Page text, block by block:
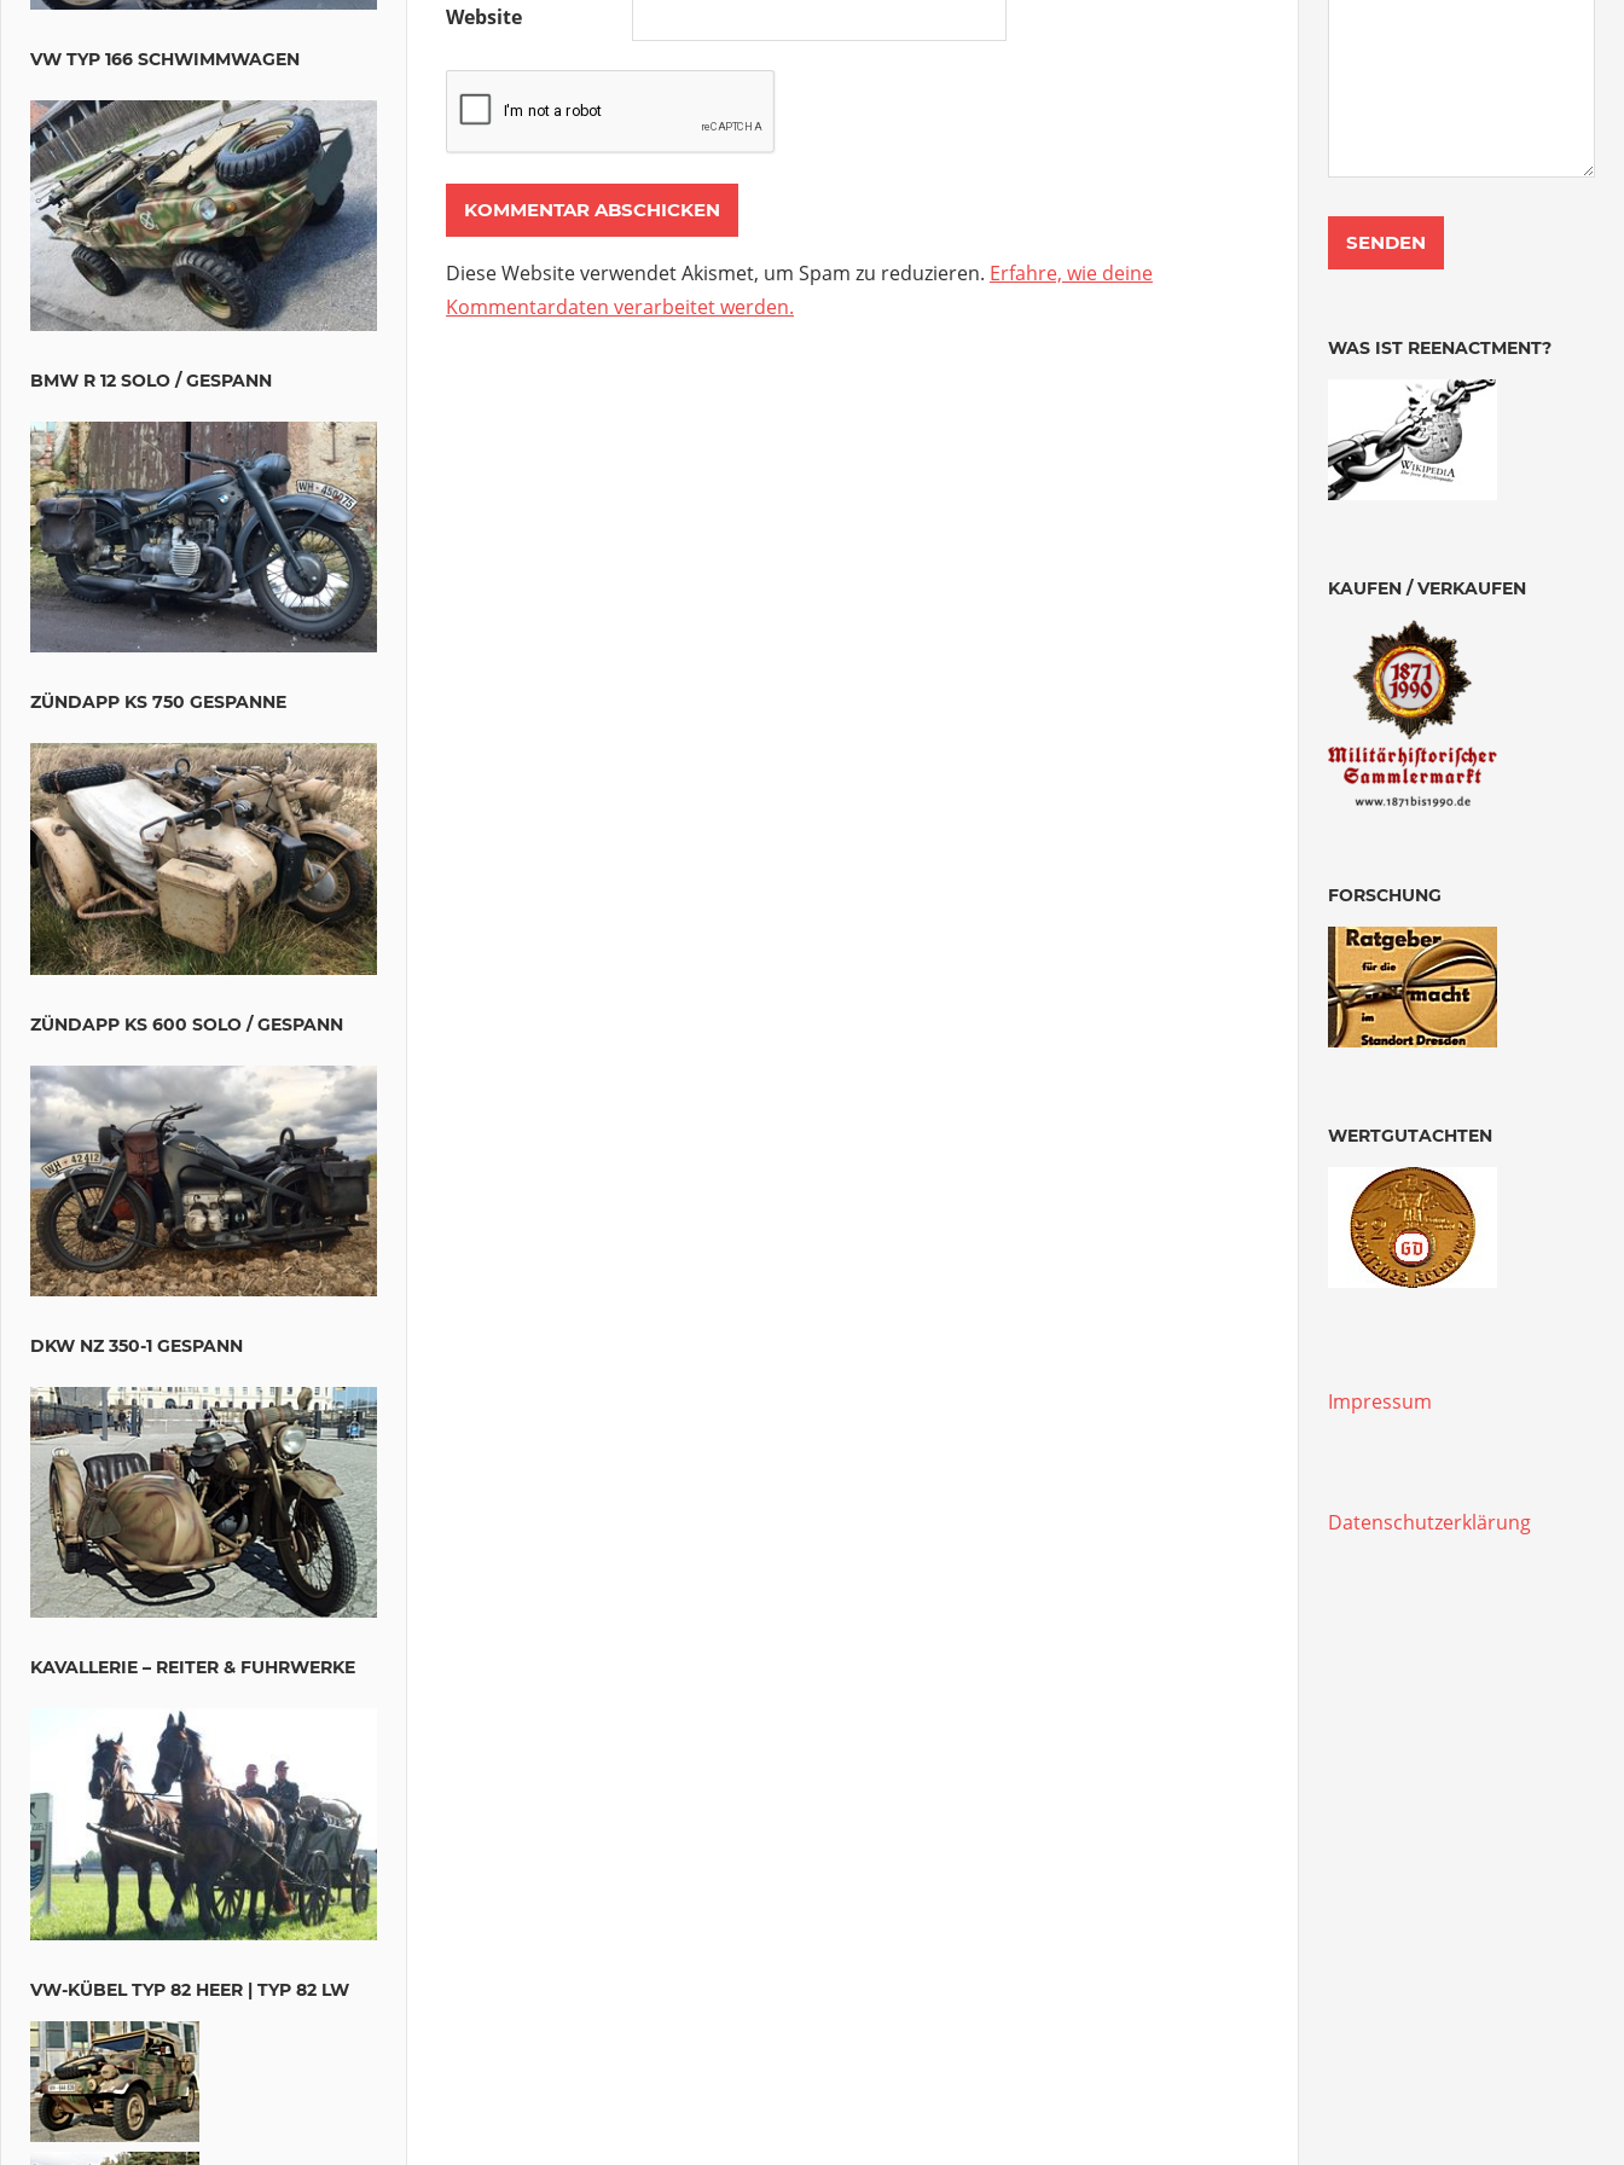
Website
Diese Website verwendet Akismet, um Spam zu reduzieren. Erfahre, wie deine
Kommentardaten verarbeitet werden.
VW TYP 166 SCHWIMMWAGEN
BMW R 12 SOLO / GESPANN
ZÜNDAPP KS 750 GESPANNE
ZÜNDAPP KS 600 SOLO / GESPANN
DKW NZ 350-1 GESPANN
KAVALLERIE – REITER & FUHRWERKE
VW-KÜBEL TYP 82 HEER | TYP 82 LW
WAS IST REENACTMENT?
KAUFEN / VERKAUFEN
FORSCHUNG
WERTGUTACHTEN
Impressum
Datenschutzerklärung